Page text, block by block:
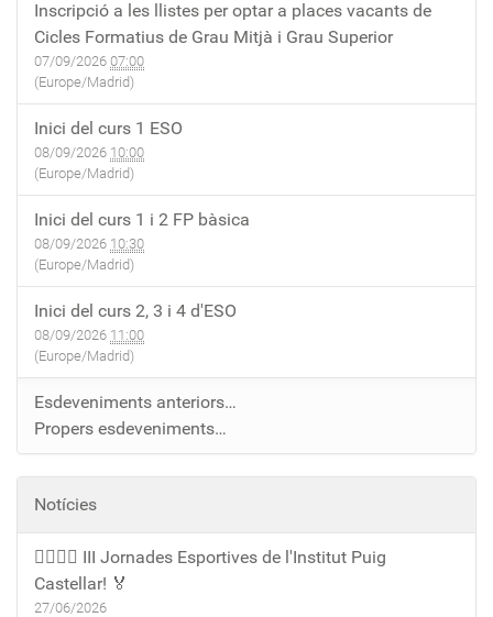
Inscripció a les llistes per optar a places vacants de
Cicles Formatius de Grau Mitjà i Grau Superior
07/09/2026 07:00
(Europe/Madrid)
Inici del curs 1 ESO
08/09/2026 10:00
(Europe/Madrid)
Inici del curs 1 i 2 FP bàsica
08/09/2026 10:30
(Europe/Madrid)
Inici del curs 2, 3 i 4 d'ESO
08/09/2026 11:00
(Europe/Madrid)
Esdeveniments anteriors…
Propers esdeveniments…
Notícies
🏃‍♀️🏃‍♂️ III Jornades Esportives de l'Institut Puig
Castellar! 🏅
27/06/2026